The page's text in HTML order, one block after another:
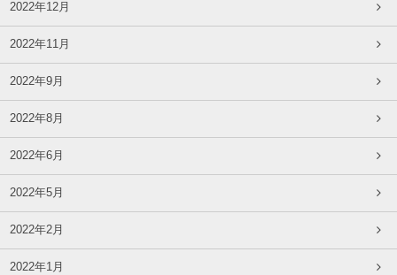
2022年12月
2022年11月
2022年9月
2022年8月
2022年6月
2022年5月
2022年2月
2022年1月